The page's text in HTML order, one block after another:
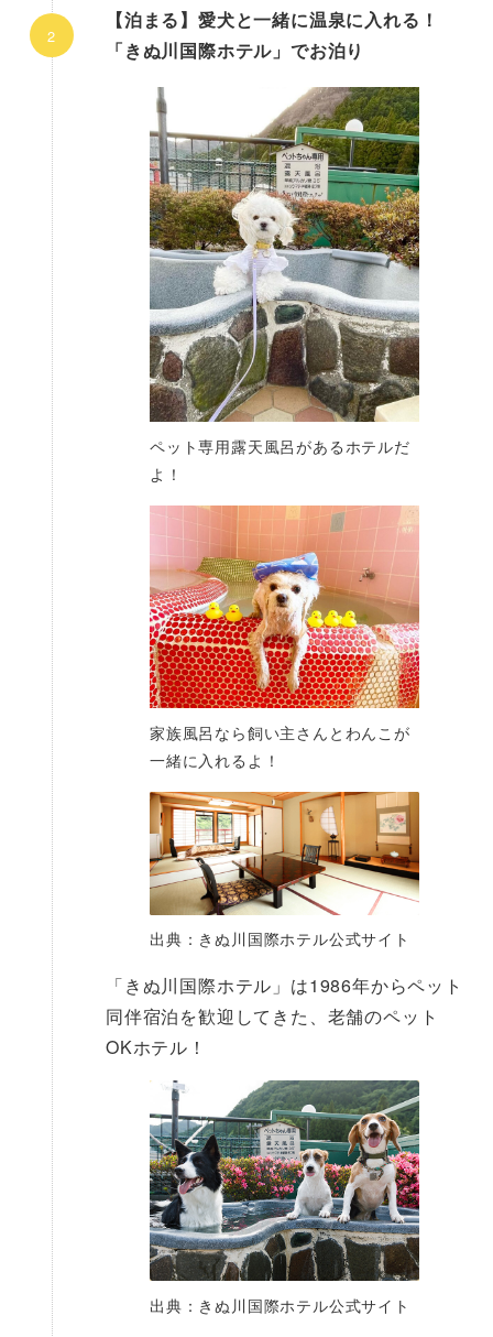
【泊まる】愛犬と一緒に温泉に入れる！
「きぬ川国際ホテル」でお泊り
ペット専用露天風呂があるホテルだ
よ！
家族風呂なら飼い主さんとわんこが
一緒に入れるよ！
出典：きぬ川国際ホテル公式サイト
「きぬ川国際ホテル」は1986年からペット
同伴宿泊を歓迎してきた、老舗のペット
OKホテル！
出典：きぬ川国際ホテル公式サイト